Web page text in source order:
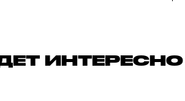
ИНТЕРЕСНО